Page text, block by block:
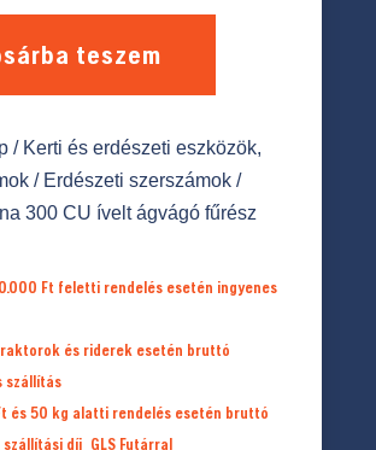
teszem
/ Kerti és erdészeti eszközök,
/ Erdészeti szerszámok/
300 CU ívelt ágvágó fűrész
Ft feletti rendelés esetén ingyenes
és riderek esetén bruttó
szállítás
és 50 kg alatti rendelés esetén bruttó
szállítási díj GLS Futárral